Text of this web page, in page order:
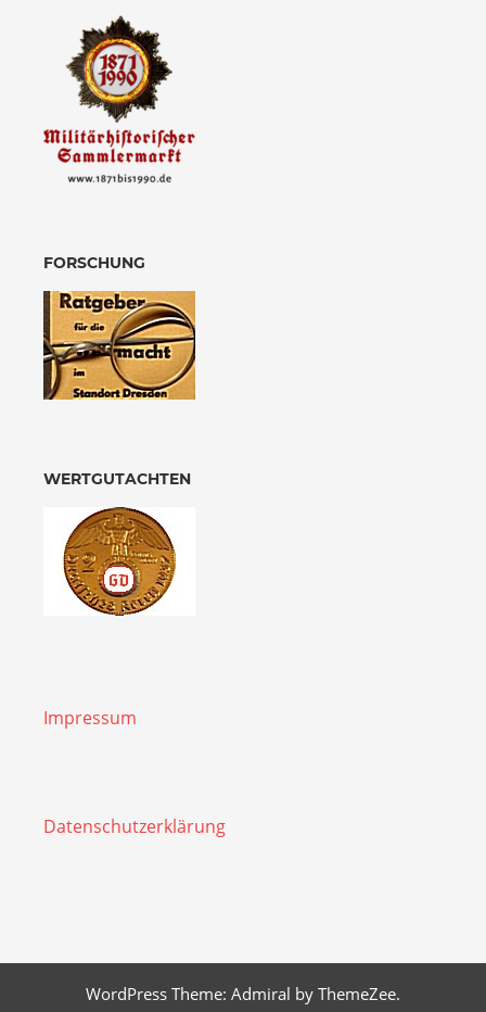
FORSCHUNG
WERTGUTACHTEN
Impressum
Datenschutzerklärung
WordPress Theme: Admiral by ThemeZee.